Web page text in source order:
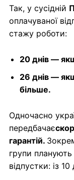
Так, у сусідній
оплачуваної
стажу роботи:
20 днів —
26 днів —
більше.
Одночасно
передбачає
гарантій.
групи
відпустки: із 10